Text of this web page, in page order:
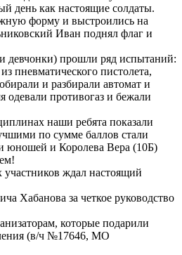
день как настоящие солдаты.
форму и выстроились на
Иван поднял флаг и
девчонки) прошли ряд испытаний:
пневматического пистолета,
и разбирали автомат и
одевали противогаз и бежали
наши ребята показали
по сумме баллов стали
и Королева Вера (10Б)
участников ждал настоящий
Хабанова за четкое руководство
которые подарили
(в/ч №17646, МО